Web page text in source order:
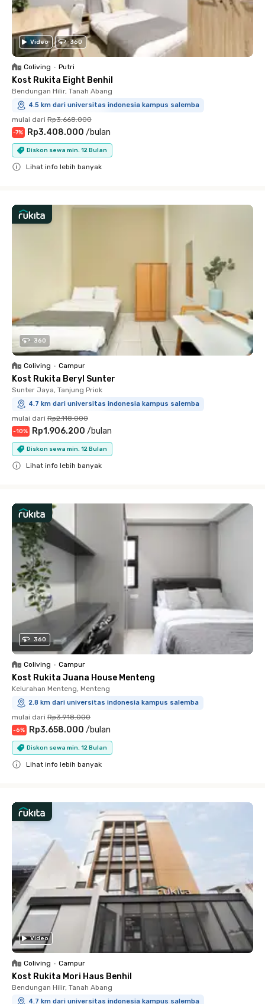
Video 360
Coliving • Putri
Kost Rukita Eight Benhil
Bendungan Hilir, Tanah Abang
4.5 km dari universitas indonesia kampus salemba
mulai dari Rp3.668.000
-7% Rp3.408.000 /bulan
Diskon sewa min. 12 Bulan
Lihat info lebih banyak
360
Coliving • Campur
Kost Rukita Beryl Sunter
Sunter Jaya, Tanjung Priok
4.7 km dari universitas indonesia kampus salemba
mulai dari Rp2.118.000
-10% Rp1.906.200 /bulan
Diskon sewa min. 12 Bulan
Lihat info lebih banyak
360
Coliving • Campur
Kost Rukita Juana House Menteng
Kelurahan Menteng, Menteng
2.8 km dari universitas indonesia kampus salemba
mulai dari Rp3.918.000
-6% Rp3.658.000 /bulan
Diskon sewa min. 12 Bulan
Lihat info lebih banyak
Video
Coliving • Campur
Kost Rukita Mori Haus Benhil
Bendungan Hilir, Tanah Abang
4.7 km dari universitas indonesia kampus salemba